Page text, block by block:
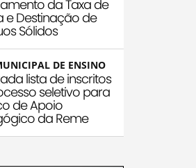
da Taxa de
e Destinação de
Sólidos
DE ENSINO
lista de inscritos
seletivo para
de Apoio
da Reme